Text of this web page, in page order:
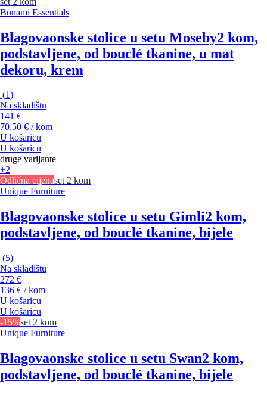
Bonami Essentials
Blagovaonske stolice u setu Moseby2 kom,
podstavljene, od bouclé tkanine, u mat
dekoru, krem
(1)
Na skladištu
141 €
70,50 € / kom
U košaricu
U košaricu
druge varijante
+2
Odlična cijenaset 2 kom
Unique Furniture
Blagovaonske stolice u setu Gimli2 kom,
podstavljene, od bouclé tkanine, bijele
(5)
Na skladištu
272 €
136 € / kom
U košaricu
U košaricu
-15%set 2 kom
Unique Furniture
Blagovaonske stolice u setu Swan2 kom,
podstavljene, od bouclé tkanine, bijele